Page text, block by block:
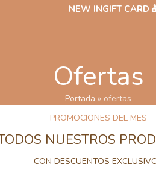
NEW INGIFT CARD
Ofertas
Portada » ofertas
PROMOCIONES DEL MES
NUESTROS
CON DESCUENTOS